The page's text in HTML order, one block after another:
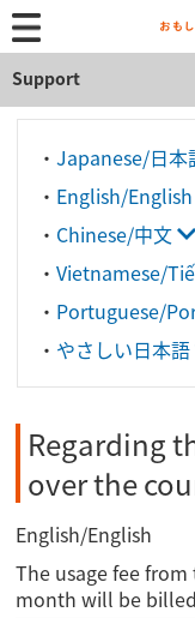
Support
・ Japanese/日本
・ English/English
・ Chinese/中文
・ Vietnamese/
・ Portuguese/
・ やさしい日本語
Regarding
over the
English/English
The usage fee
month will be